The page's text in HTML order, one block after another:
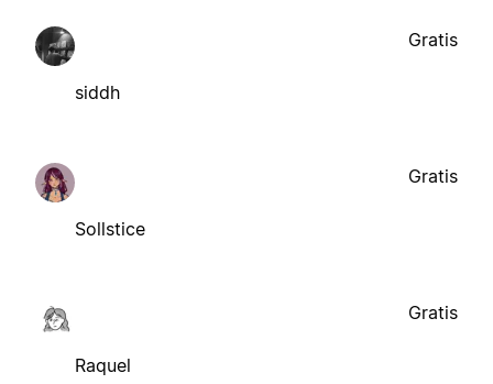
siddh
Gratis
Sollstice
Gratis
Raquel
Gratis